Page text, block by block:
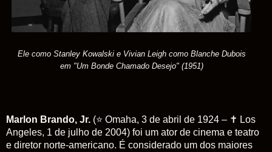
Ele como Stanley Kowalski e Vivian Leigh como Blanche Dubois
em "Um Bonde Chamado Desejo" (1951)
Marlon Brando, Jr. (⭐ Omaha, 3 de abril de 1924 – ✝ Los
Angeles, 1 de julho de 2004) foi um ator de cinema e teatro
e diretor norte-americano. É considerado um dos maiores